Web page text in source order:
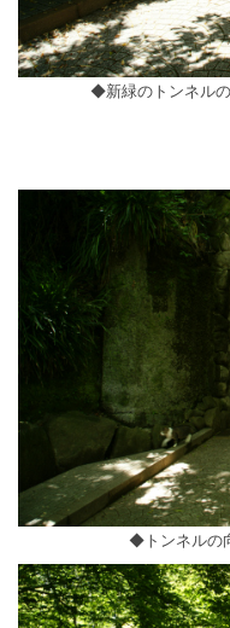
◆新緑のトンネル
◆トンネルの